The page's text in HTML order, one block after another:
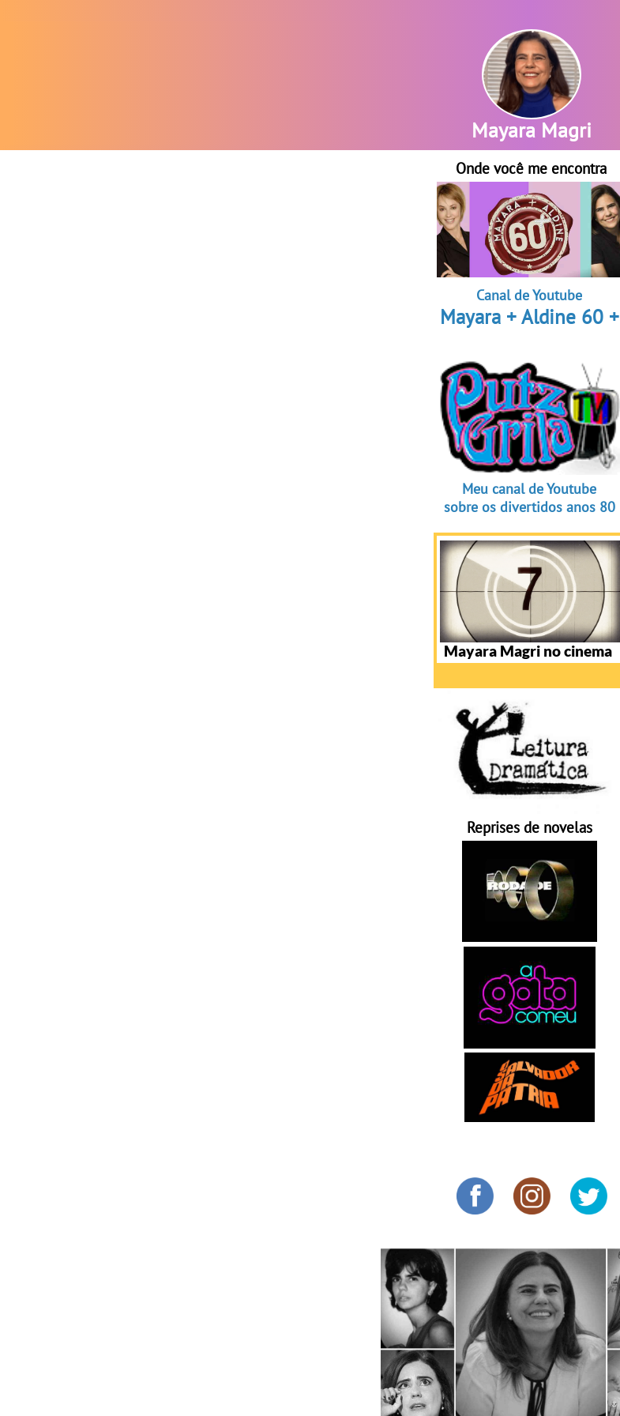
Mayara Magri
Mayara Magri
Onde você me encontra
Meu canal de Youtube
sobre os divertidos anos 80
Reprises de novelas
Mayara Magri no cinema
Canal de Youtube
Mayara + Aldine 60 +